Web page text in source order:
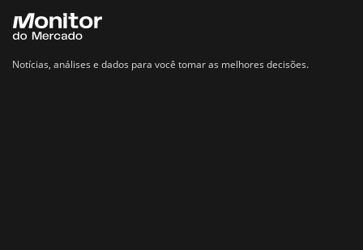
Notícias, análises e dados para você tomar as melhores decisões.